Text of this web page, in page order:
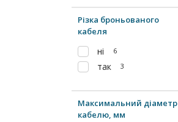
Різка броньованого
кабеля
ні 6
так 3
Максимальний діаметр
кабелю, мм